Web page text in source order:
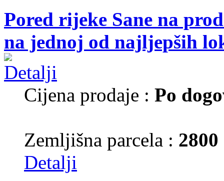
Pored rijeke Sane na
na jednoj od najljepših
Cijena prodaje : Po
Zemljišna parcela : 2800
Detalji